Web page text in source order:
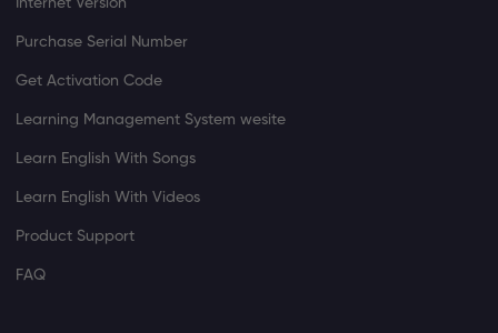
Internet Version
Purchase Serial Number
Get Activation Code
Learning Management System wesite
Learn English With Songs
Learn English With Videos
Product Support
FAQ